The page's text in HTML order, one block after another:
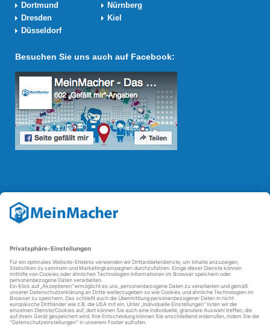
Dortmund
Nürnberg
Dresden
Kiel
Düsseldorf
Besuchen Sie uns auch auf Facebook:
Reparatur Revolution
Mit derReparatur-Revolution
Reparaturbedingungen in Deutschland: Für Produkte, die sich gut
reparierenden Betriebe und des Reparatur-Know-hows in
Deutschland.
Weitere Informationen
FAQ - häufig gestellte Fragen
Partner werden
Über uns